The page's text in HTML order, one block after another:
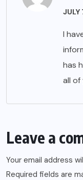
JULY
I
has
all of
Leave a
Your email address
Required fields are